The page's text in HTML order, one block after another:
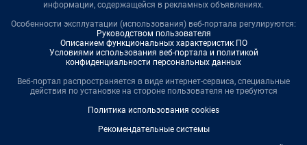
информации, содержащейся в рекламных объявлениях.
Особенности эксплуатации (использования) веб-портала регулируются:
Руководством пользователя
Описанием функциональных характеристик ПО
Условиями использования веб-портала и политикой
конфиденциальности персональных данных
Веб-портал распространяется в виде интернет-сервиса, специальные
действия по установке на стороне пользователя не требуются
Политика использования cookies
Рекомендательные системы